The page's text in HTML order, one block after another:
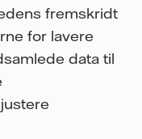
fremskridt
for lavere
data til